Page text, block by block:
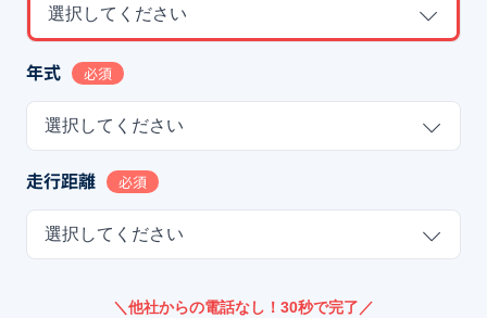
選択してください
年式 必須
選択してください
走行距離 必須
選択してください
＼他社からの電話なし！30秒で完了／